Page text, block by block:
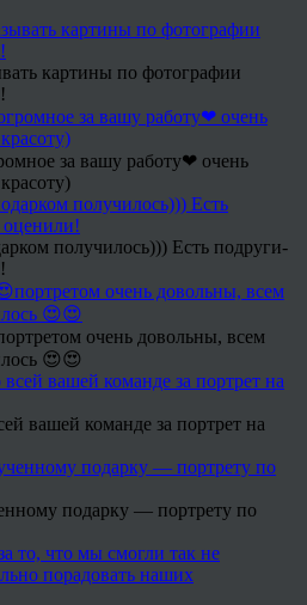
картины по фотографии
за вашу работу❤ очень
получилось))) Есть подруги-
очень довольны, всем
😍😍
вашей команде за портрет на
подарку — портрету по